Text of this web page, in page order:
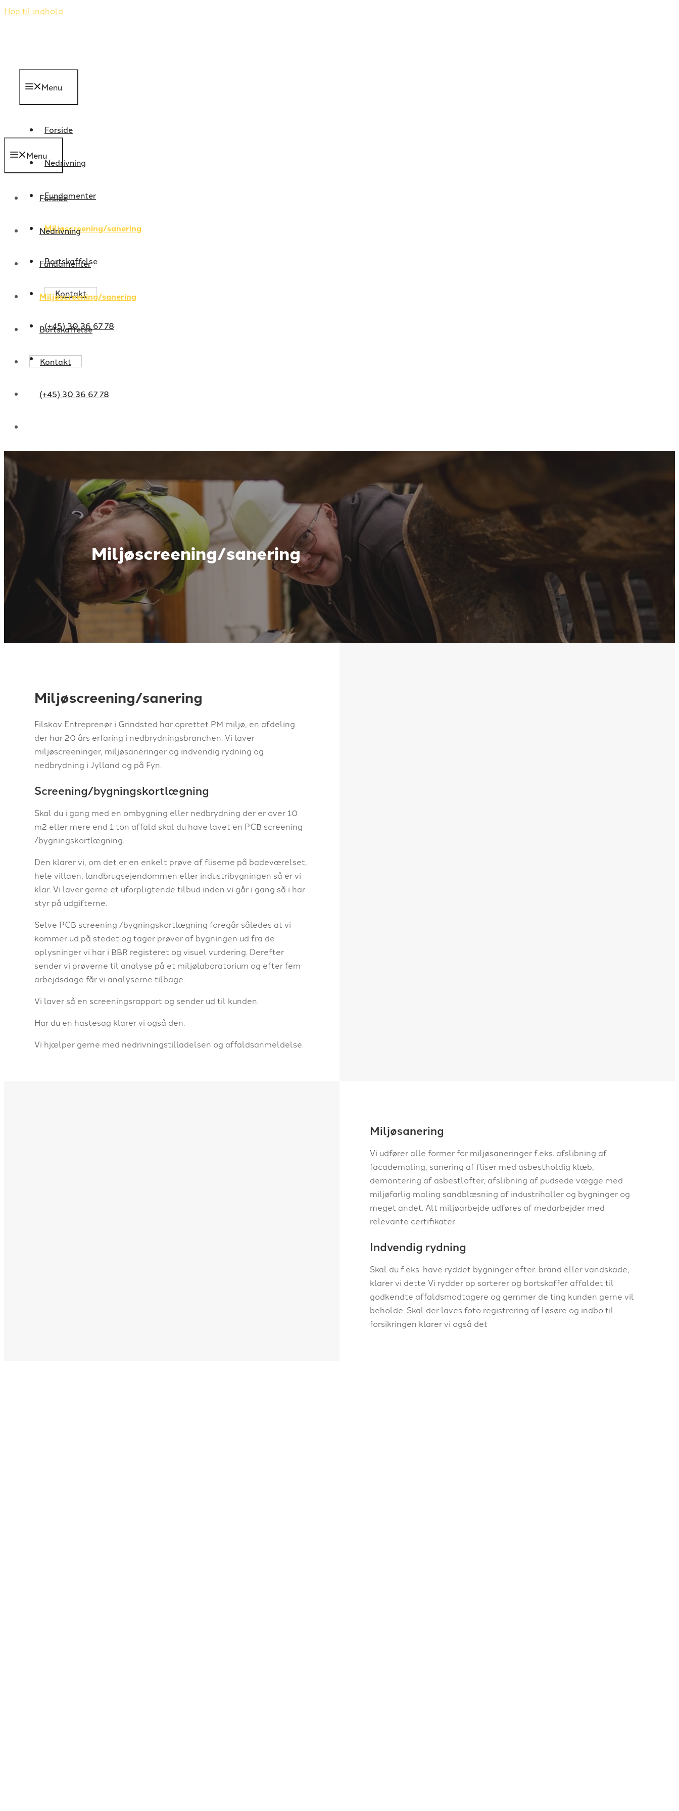
Hop til indhold
Menu
Forside
Nedrivning
Fundamenter
Miljøscreening/sanering
Bortskaffelse
Kontakt
(+45) 30 36 67 78
Menu
Forside
Nedrivning
Fundamenter
Miljøscreening/sanering
Bortskaffelse
Kontakt
(+45) 30 36 67 78
Miljøscreening/sanering
Miljøscreening/sanering
Filskov Entreprenør i Grindsted har oprettet PM miljø, en afdeling
der har 20 års erfaring i nedbrydningsbranchen. Vi laver
miljøscreeninger, miljøsaneringer og indvendig rydning og
nedbrydning i Jylland og på Fyn.
​Screening/bygningskortlægning
Skal du i gang med en ombygning eller nedbrydning der er over 10
m2 eller mere end 1 ton affald skal du have lavet en PCB screening
/bygningskortlægning.
​Den klarer vi, om det er en enkelt prøve af fliserne på badeværelset,
hele villaen, landbrugsejendommen eller industribygningen så er vi
klar. Vi laver gerne et uforpligtende tilbud inden vi går i gang så i har
styr på udgifterne.
​Selve PCB screening /bygningskortlægning foregår således at vi
kommer ud på stedet og tager prøver af bygningen ud fra de
oplysninger vi har i BBR registeret og visuel vurdering. Derefter
sender vi prøverne til analyse på et miljølaboratorium og efter fem
arbejdsdage får vi analyserne tilbage.
Vi laver så en screeningsrapport og sender ud til kunden.
​Har du en hastesag klarer vi også den.
Vi hjælper gerne med nedrivningstilladelsen og affaldsanmeldelse.
Miljøsanering
Vi udfører alle former for miljøsaneringer f.eks. afslibning af
facademaling, sanering af fliser med asbestholdig klæb,
demontering af asbestlofter, afslibning af pudsede vægge med
miljøfarlig maling sandblæsning af industrihaller og bygninger og
meget andet. Alt miljøarbejde udføres af medarbejder med
relevante certifikater.
​Indvendig rydning
Skal du f.eks. have ryddet bygninger efter. brand eller vandskade,
klarer vi dette Vi rydder op sorterer og bortskaffer affaldet til
godkendte affaldsmodtagere og gemmer de ting kunden gerne vil
beholde. Skal der laves foto registrering af løsøre og indbo til
forsikringen klarer vi også det